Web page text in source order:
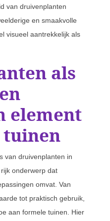
van druivenplanten
en smaakvolle
visueel aantrekkelijk als
als
element
van druivenplanten in
onderwerp dat
omvat. Van
tot praktisch gebruik,
aan formele tuinen. Hier